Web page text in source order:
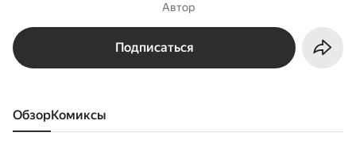
Автор
Подписаться
Обзор комиксы